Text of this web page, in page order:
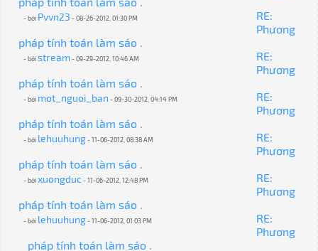
- bởi Pvvn23 - 08-26-2012, 01:30 PM
RE:
Phương
pháp tính toán làm sáo .
- bởistream- 09-29-2012, 10:46 AM
RE:
Phương
pháp tính toán làm sáo .
- bởi mot_nguoi_ban - 09-30-2012, 04:14 PM
RE:
Phương
pháp tính toán làm sáo .
- bởi lehuuhung- 11-06-2012, 08:38 AM
RE:
Phương
pháp tính toán làm sáo .
- bởixuongduc- 11-06-2012, 12:48 PM
RE:
Phương
pháp tính toán làm sáo .
- bởi lehuuhung- 11-06-2012, 01:03 PM
RE:
Phương
pháp tính toán làm sáo .